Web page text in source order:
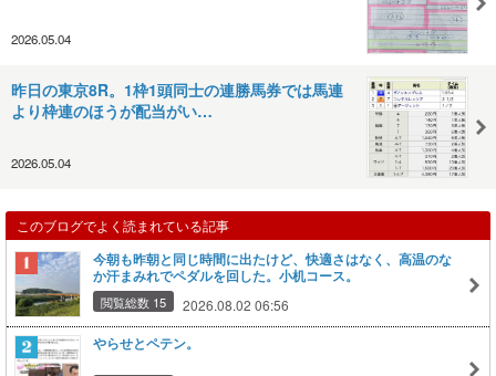
2026.05.04
昨日の東京8R。1枠1頭同士の連勝馬券では馬連
より枠連のほうが配当がい…
2026.05.04
このブログでよく読まれている記事
今朝も昨朝と同じ時間に出たけど、快適さはなく、高温のな
か汗まみれでペダルを回した。小机コース。
閲覧総数 15 2026.08.02 06:56
やらせとペテン。